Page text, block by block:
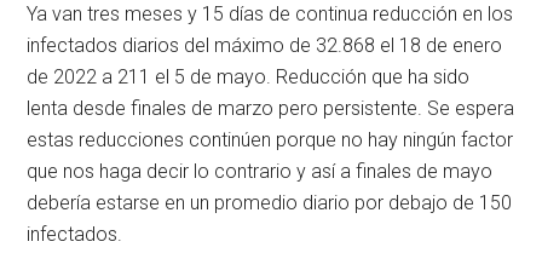
Ya van tres meses y 15 días de continua reducción en los
infectados diarios del máximo de 32.868 el 18 de enero
de 2022 a 211 el 5 de mayo. Reducción que ha sido
lenta desde finales de marzo pero persistente. Se espera
estas reducciones continúen porque no hay ningún factor
que nos haga decir lo contrario y así a finales de mayo
debería estarse en un promedio diario por debajo de 150
infectados.